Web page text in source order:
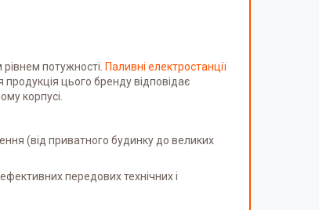
потужності. Паливні електростанції
цього бренду відповідає
корпусі.
(від приватного будинку до великих
передових технічних і